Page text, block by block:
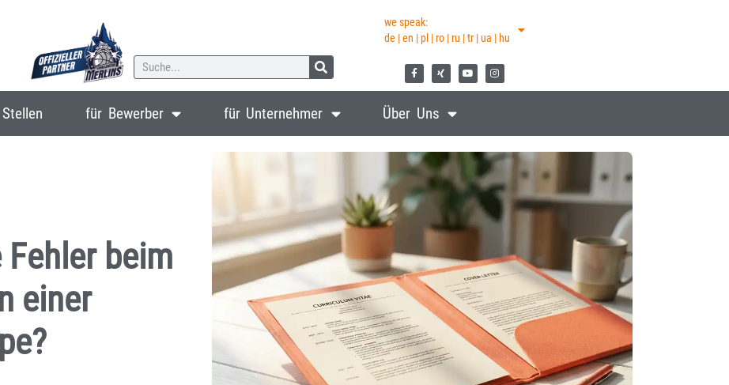
we speak:
de | en | pl | ro | ru | tr | ua | hu
für Bewerber für Unternehmer Über Uns
beim
einer